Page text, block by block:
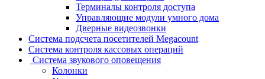
Терминалы контроля доступа
Управляющие модули умного дома
Дверные видеозвонки
Система подсчета посетителей Megacount
Система контроля кассовых операций
Система звукового оповещения
Колонки